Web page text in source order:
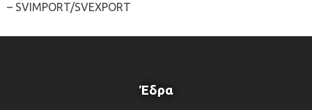
– SVIMPORT/SVEXPORT
Έδρα